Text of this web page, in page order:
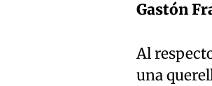
Gastón
Al
una